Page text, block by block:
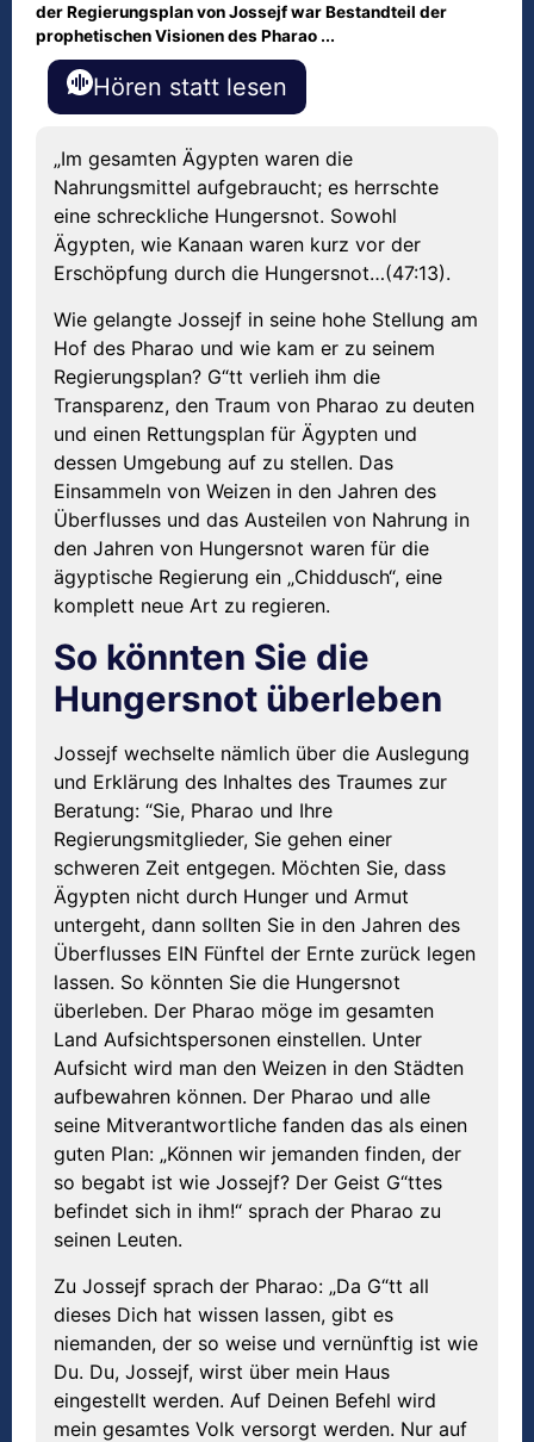
der Regierungsplan von Jossejf war Bestandteil der
prophetischen Visionen des Pharao ...
Hören statt lesen
„Im gesamten Ägypten waren die
Nahrungsmittel aufgebraucht; es herrschte
eine schreckliche Hungersnot. Sowohl
Ägypten, wie Kanaan waren kurz vor der
Erschöpfung durch die Hungersnot…(47:13).
Wie gelangte Jossejf in seine hohe Stellung am
Hof des Pharao und wie kam er zu seinem
Regierungsplan? G“tt verlieh ihm die
Transparenz, den Traum von Pharao zu deuten
und einen Rettungsplan für Ägypten und
dessen Umgebung auf zu stellen. Das
Einsammeln von Weizen in den Jahren des
Überflusses und das Austeilen von Nahrung in
den Jahren von Hungersnot waren für die
ägyptische Regierung ein „Chiddusch“, eine
komplett neue Art zu regieren.
So könnten Sie die
Hungersnot überleben
Jossejf wechselte nämlich über die Auslegung
und Erklärung des Inhaltes des Traumes zur
Beratung: “Sie, Pharao und Ihre
Regierungsmitglieder, Sie gehen einer
schweren Zeit entgegen. Möchten Sie, dass
Ägypten nicht durch Hunger und Armut
untergeht, dann sollten Sie in den Jahren des
Überflusses EIN Fünftel der Ernte zurück legen
lassen. So könnten Sie die Hungersnot
überleben. Der Pharao möge im gesamten
Land Aufsichtspersonen einstellen. Unter
Aufsicht wird man den Weizen in den Städten
aufbewahren können. Der Pharao und alle
seine Mitverantwortliche fanden das als einen
guten Plan: „Können wir jemanden finden, der
so begabt ist wie Jossejf? Der Geist G“ttes
befindet sich in ihm!“ sprach der Pharao zu
seinen Leuten.
Zu Jossejf sprach der Pharao: „Da G“tt all
dieses Dich hat wissen lassen, gibt es
niemanden, der so weise und vernünftig ist wie
Du. Du, Jossejf, wirst über mein Haus
eingestellt werden. Auf Deinen Befehl wird
mein gesamtes Volk versorgt werden. Nur auf